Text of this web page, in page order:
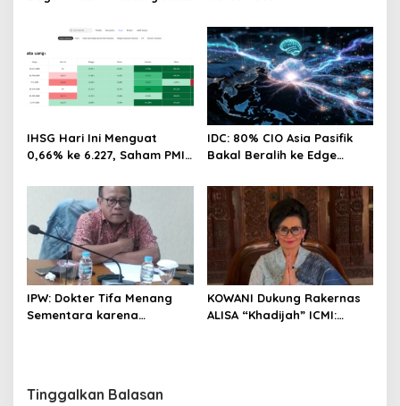
IHSG Hari Ini Menguat
0,66% ke 6.227, Saham PMII,
28%! Ini Daftar Saham
Paling Cuan & Volume
Tertinggi 31 Juli 2026
IDC: 80% CIO Asia Pasifik
Bakal Beralih ke Edge
pada 2027
IPW: Dokter Tifa Menang
Sementara karena
KOWANI Dukung Rakernas
ALISA “Khadijah” ICMI:
Tinggalkan Balasan